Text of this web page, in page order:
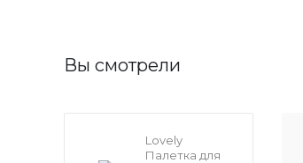
Вы смотрели
Lovely
Палетка для